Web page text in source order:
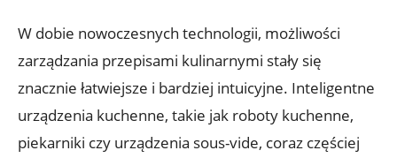
W dobie nowoczesnych technologii, możliwości
zarządzania przepisami kulinarnymi stały się
znacznie łatwiejsze i bardziej intuicyjne. Inteligentne
urządzenia kuchenne, takie jak roboty kuchenne,
piekarniki czy urządzenia sous-vide, coraz częściej